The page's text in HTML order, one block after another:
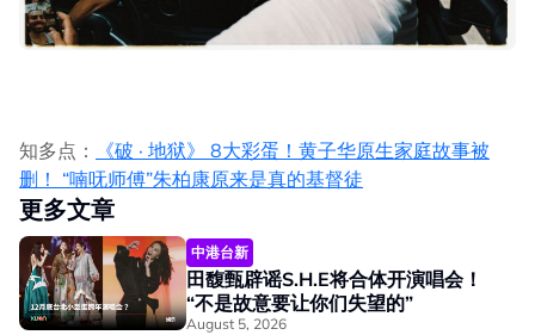
知多点：
《破 · 地狱》 8大彩蛋！黄子华原生家庭故事被
删！ “喃呒师傅”朱柏康原来是真的基督徒
更多文章
中港台新
田馥甄辟谣S.H.E将合体开演唱会！
“不是故意要让你们失望的”
August 5, 2026